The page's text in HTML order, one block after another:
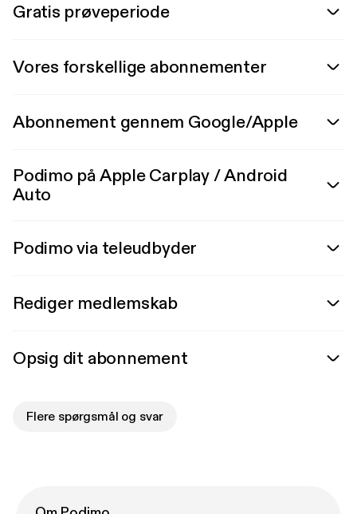
Gratis prøveperiode
Vores forskellige abonnementer
Abonnement gennem Google/Apple
Podimo på Apple Carplay / Android
Auto
Podimo via teleudbyder
Rediger medlemskab
Opsig dit abonnement
Flere spørgsmål og svar